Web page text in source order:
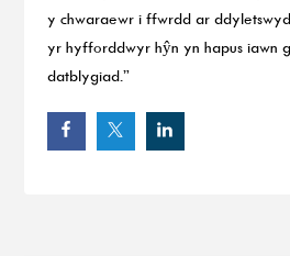
y chwaraewr i ffwrdd ar
yr hyfforddwyr hŷn yn hapus iawn
datblygiad.”